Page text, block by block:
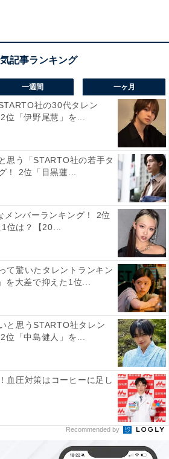
票
う銀山温泉が1位に輝きました。
る温泉街にガス灯が灯る光景は、
のような美しさです。銀山川の両
館群と、しんしんと降る雪のコン
たい冬の絶景として圧倒的な人気
いえば銀山温泉が有名、素敵な写
」（20代女性／山形県）、「歴史
ぶ温泉街は情緒があっていい、雪
一週間 一ヶ月
社の30代タレン
位「伊野尾慧」を...
思う「STARTO社の若手タ
！ 2位「目黒蓮...
メンバーランキング！ 2位
位は？【20...
て驚いたタレントランキン
を大差で抑えた1位...
と思うSTARTO社タレン
位「中島健人」を...
血圧対策はコーヒーに足し
Recommended by